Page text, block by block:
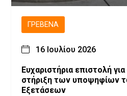
ΓΡΕΒΕΝΆ
16 Ιουλίου 2026
Ευχαριστήρια επιστολή
στήριξη των υποψηφίων
Εξετάσεων